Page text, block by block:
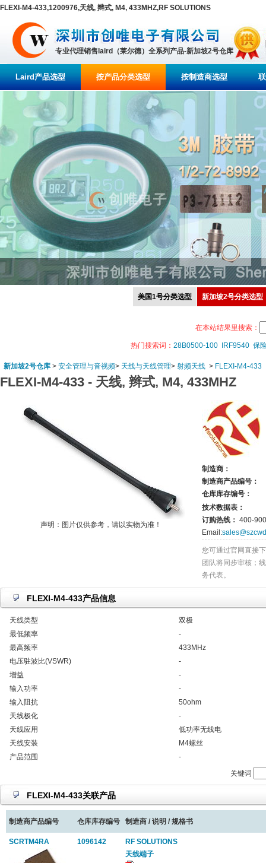
FLEXI-M4-433,1200976,天线, 辫式, M4, 433MHZ,RF SOLUTIONS
专业代理销售laird（莱尔德）全系列产品-新加坡2号仓库
Laird产品选型 按产品分类选型 按制造商选型
美国1号分类选型 新加坡2号分类选型
在本站结果里搜索：
热门搜索词： 28B0500-100 IRF9540 保
新加坡2号仓库 > 安全管理与音视频> 天线与天线管理> 射频天线 > FLEXI-M4-433
FLEXI-M4-433 - 天线, 辫式, M4, 433MHZ
声明：图片仅供参考，请以实物为准！
制造商：
制造商产品编号：
仓库库存编号：
技术数据表：
订购热线： 400-
Email:
您可通过官网直接
团队将同步审核；
务代表。
FLEXI-M4-433产品信息
天线类型
双极
最低频率
-
最高频率
433MHz
电压驻波比(VSWR)
-
增益
-
输入功率
-
输入阻抗
50ohm
天线极化
-
天线应用
低功率无线电
天线安装
M4螺丝
产品范围
-
关键词
FLEXI-M4-433关联产品
制造商产品编号 仓库库存编号 制造商 / 说明 / 规格书
SCRTM4RA 1096142
RF SOLUTIONS
天线端子